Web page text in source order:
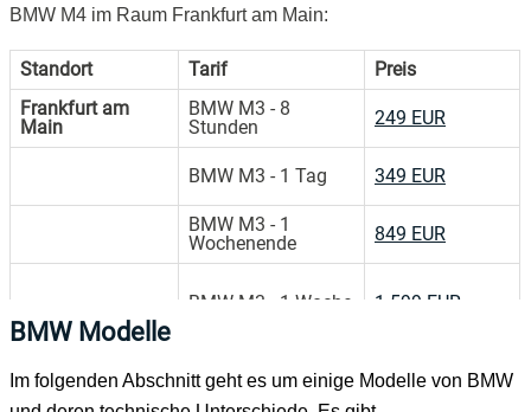
BMW M4 im Raum Frankfurt am Main:
Standort Tarif
Preis
Frankfurt am
Main
BMW M3 - 8
Stunden
249 EUR
BMW M3 - 1 Tag 349 EUR
BMW M3 - 1
Wochenende
849 EUR
BMW M3 - 1 Woche 1.599 EUR
BMW Modelle
Im folgenden Abschnitt geht es um einige Modelle von BMW